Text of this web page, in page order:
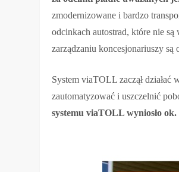
zmodernizowane i bardzo
odcinkach autostrad, które nie
zarządzaniu koncesjonariuszy są
System viaTOLL zaczął
zautomatyzować i uszczelnić
systemu viaTOLL wyniosło